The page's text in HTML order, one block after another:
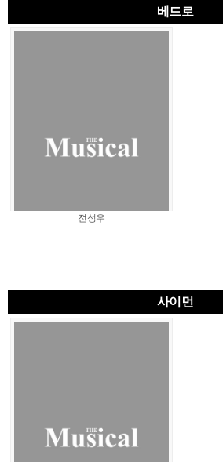
베드로
전성우
사이먼